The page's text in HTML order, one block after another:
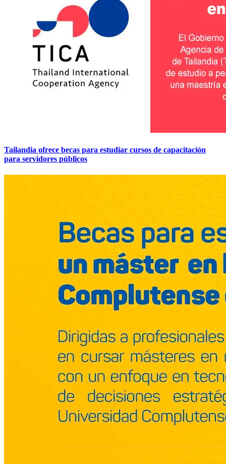
Tailandia ofrece becas para estudiar cursos de capacitación
para servidores públicos